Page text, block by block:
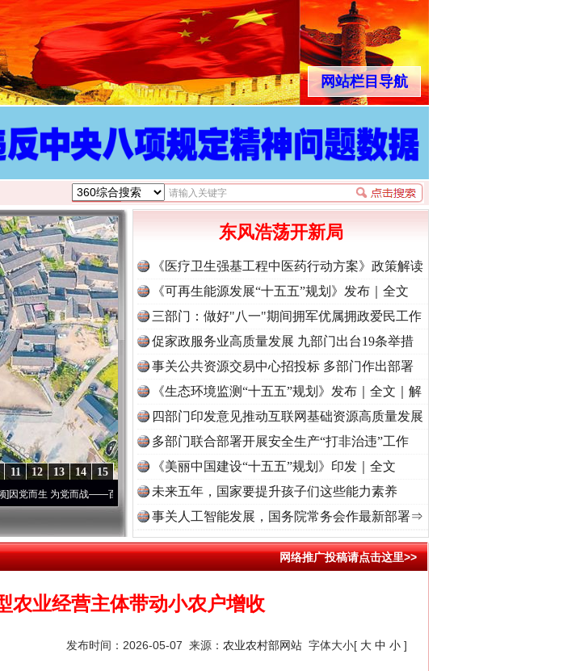
网站栏目导航
15
14
13
12
11
为党而战——百年“纪”事⑧加强纪律..·[视频]牢记初心使命 奋进复兴征程丨“转折之城”激荡..·[视频]
东风浩荡开新局
《医疗卫生强基工程中医药行动方案》政策解读
《可再生能源发展“十五五”规划》发布｜全文
三部门：做好"八一"期间拥军优属拥政爱民工作
促家政服务业高质量发展 九部门出台19条举措
事关公共资源交易中心招投标 多部门作出部署
《生态环境监测“十五五”规划》发布｜全文｜解
读
四部门印发意见推动互联网基础资源高质量发展
多部门联合部署开展安全生产“打非治违”工作
《美丽中国建设“十五五”规划》印发｜全文
未来五年，国家要提升孩子们这些能力素养
事关人工智能发展，国务院常务会作最新部署⇒
网络推广投稿请点击这里>>
农业经营主体带动小农户增收
发布时间：2026-05-07 来源： 农业农村部网站 字体大小[ 大 中 小 ]